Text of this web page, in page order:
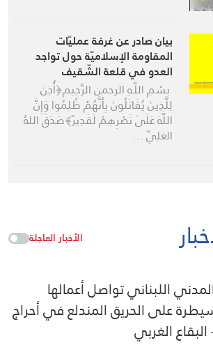
بيان صادر عن غرفة عمليّات
المقاومة الإسلاميّة حول تواجد
العدو في قلعة الشّقيف
بِسْمِ اللَّـهِ الرحمن الرَّحِيم‏﴿أُذِنَ
لِلَّذِينَ يُقَاتَلُونَ بِأَنَّهُمْ ظُلِمُوا وَإِنَّ
اللَّهَ عَلَىٰ نَصْرِهِمْ لَقَدِيرٌ﴾‏صَدَقَ اللهُ
العَلِيّ …
الأخبار العاجلة
اللبناني تواصل أعمالها
على الحريق المندلع في أحراج
الغربي